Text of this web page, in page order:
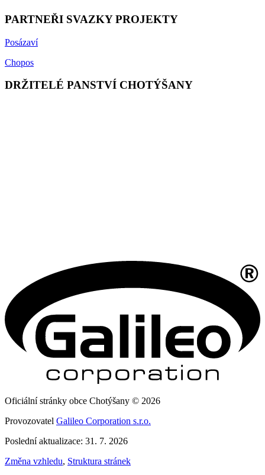
PARTNEŘI SVAZKY PROJEKTY
Posázaví
Chopos
DRŽITELÉ PANSTVÍ CHOTÝŠANY
Oficiální stránky obce Chotýšany © 2026
Provozovatel Galileo Corporation s.r.o.
Poslední aktualizace: 31. 7. 2026
Změna vzhledu, Struktura stránek